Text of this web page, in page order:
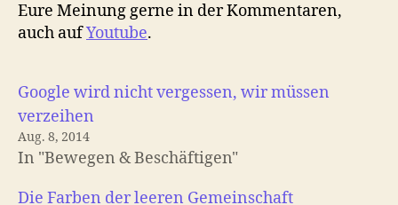
Eure Meinung gerne in der Kommentaren,
auch aufYoutube.
Google wird nicht vergessen, wir müssen
verzeihen
Aug. 8, 2014
In "Bewegen & Beschäftigen"
Die Farben der leeren Gemeinschaft